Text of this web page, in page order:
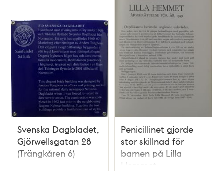
Svenska Dagbladet,
Gjörwellsgatan 28
(Trängkåren 6)
Penicillinet gjorde
stor skillnad för
barnen på Lilla
Hemmet